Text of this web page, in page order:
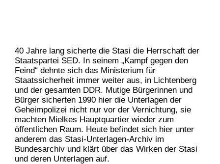
40 Jahre lang sicherte die Stasi die Herrschaft der
Staatspartei SED. In seinem „Kampf gegen den
Feind“ dehnte sich das Ministerium für
Staatssicherheit immer weiter aus, in Lichtenberg
und der gesamten DDR. Mutige Bürgerinnen und
Bürger sicherten 1990 hier die Unterlagen der
Geheimpolizei nicht nur vor der Vernichtung, sie
machten Mielkes Hauptquartier wieder zum
öffentlichen Raum. Heute befindet sich hier unter
anderem das Stasi-Unterlagen-Archiv im
Bundesarchiv und klärt über das Wirken der Stasi
und deren Unterlagen auf.